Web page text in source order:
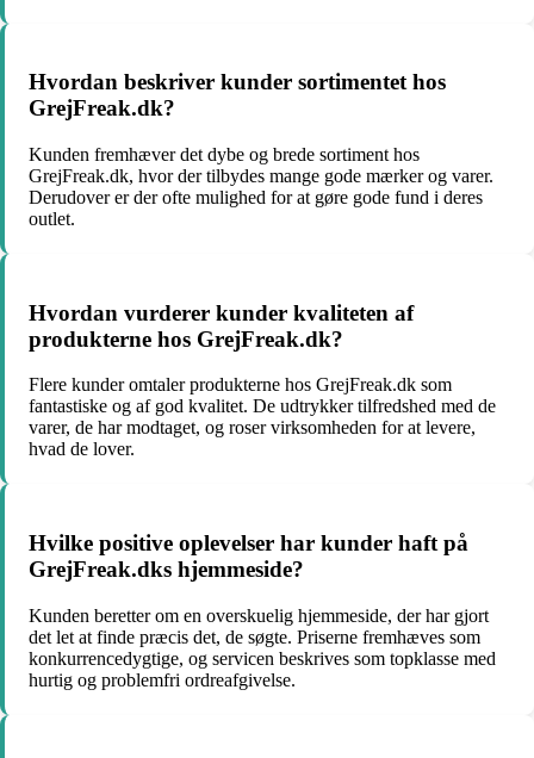
Hvordan beskriver kunder sortimentet hos
GrejFreak.dk?
Kunden fremhæver det dybe og brede sortiment hos
GrejFreak.dk, hvor der tilbydes mange gode mærker og varer.
Derudover er der ofte mulighed for at gøre gode fund i deres
outlet.
Hvordan vurderer kunder kvaliteten af
produkterne hos GrejFreak.dk?
Flere kunder omtaler produkterne hos GrejFreak.dk som
fantastiske og af god kvalitet. De udtrykker tilfredshed med de
varer, de har modtaget, og roser virksomheden for at levere,
hvad de lover.
Hvilke positive oplevelser har kunder haft på
GrejFreak.dks hjemmeside?
Kunden beretter om en overskuelig hjemmeside, der har gjort
det let at finde præcis det, de søgte. Priserne fremhæves som
konkurrencedygtige, og servicen beskrives som topklasse med
hurtig og problemfri ordreafgivelse.